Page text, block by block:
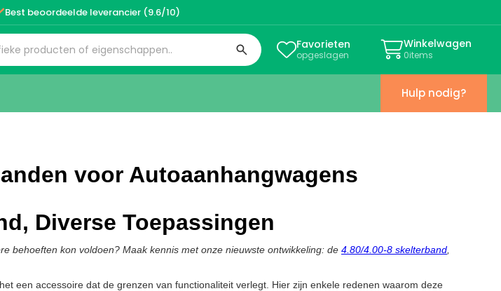
Best beoordeelde leverancier (9.6/10)
Favorieten
opgeslagen Winkelwagen
0items
Hulp nodig?
voor Autoaanhangwagens
Diverse Toepassingen
behoeften kon voldoen? Maak kennis met onze nieuwste ontwikkeling: de 4.80/4.00-8 skelterband
een accessoire dat de grenzen van functionaliteit verlegt. Hier zijn enkele redenen waarom deze